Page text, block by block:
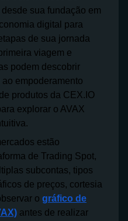
sua fundação em
digital para
de sua jornada
viagem e
podem descobrir
empoderamento
produtos da CEX.IO
explorar o AVAX
estão
de Trading Spot,
subcontas, tipos
de preços, cortesia
o gráfico de
antes de realizar